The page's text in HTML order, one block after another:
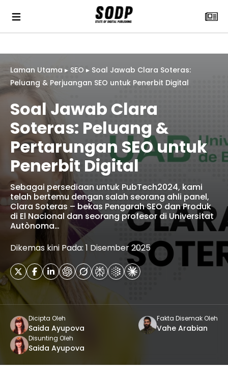
Laman Utama ▸ SEO ▸ Soal Jawab Clara Soteras:
Peluang & Perjuangan SEO untuk Penerbit Digital
Soal Jawab Clara
Soteras: Peluang &
Pertarungan SEO untuk
Penerbit Digital
Sebagai persediaan untuk PubTech2024, kami
telah bertemu dengan salah seorang ahli panel,
Clara Soteras – bekas Pengarah SEO dan Produk
di El Nacional dan seorang profesor di Universitat
Autònoma…
Dikemas kini Pada: 1 Disember 2025
Dicipta Oleh
Saida Ayupova
Fakta Disemak Oleh
Vahe Arabian
Disunting Oleh
Saida Ayupova